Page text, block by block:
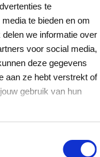
te
te bieden en om
we informatie over
voor social media,
deze gegevens
aan ze hebt verstrekt of
gebruik van hun